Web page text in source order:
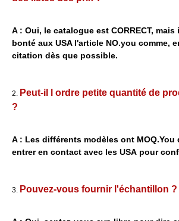
A : Oui, le catalogue est CORRECT,
bonté aux USA l'article NO.you comme,
citation dès que possible.
2. Peut-il l ordre petite quantité de
?
A : Les différents modèles ont
entrer en contact avec les USA pour
3. Pouvez-vous fournir l'échantillon ?